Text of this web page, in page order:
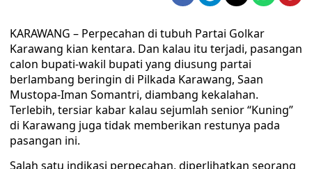
KARAWANG – Perpecahan di tubuh Partai Golkar
Karawang kian kentara. Dan kalau itu terjadi, pasangan
calon bupati-wakil bupati yang diusung partai
berlambang beringin di Pilkada Karawang, Saan
Mustopa-Iman Somantri, diambang kekalahan.
Terlebih, tersiar kabar kalau sejumlah senior “Kuning”
di Karawang juga tidak memberikan restunya pada
pasangan ini.
Salah satu indikasi perpecahan, diperlihatkan seorang